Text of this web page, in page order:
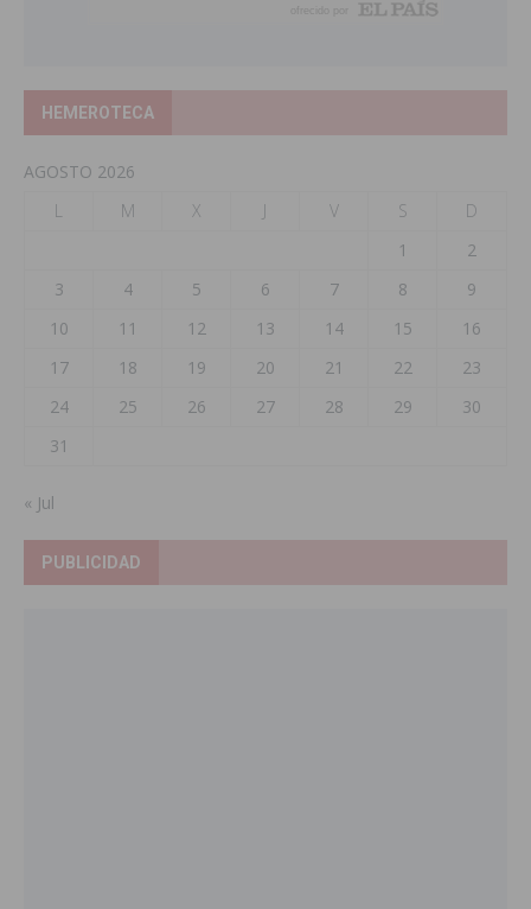
HEMEROTECA
AGOSTO 2026
L
M X J V S
D
1
2
3
4 5 6 7 8
9
10
11 12 13 14 15
16
17
18 19 20 21 22
23
24
25 26 27 28 29
30
31
« Jul
PUBLICIDAD